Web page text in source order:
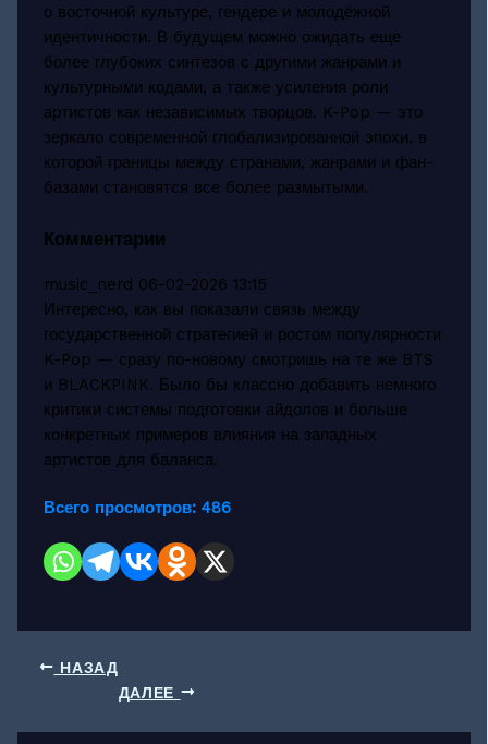
о восточной культуре, гендере и молодёжной
идентичности. В будущем можно ожидать еще
более глубоких синтезов с другими жанрами и
культурными кодами, а также усиления роли
артистов как независимых творцов. K-Pop — это
зеркало современной глобализированной эпохи, в
которой границы между странами, жанрами и фан-
базами становятся все более размытыми.
Комментарии
music_nerd 06-02-2026 13:15
Интересно, как вы показали связь между
государственной стратегией и ростом популярности
K-Pop — сразу по-новому смотришь на те же BTS
и BLACKPINK. Было бы классно добавить немного
критики системы подготовки айдолов и больше
конкретных примеров влияния на западных
артистов для баланса.
Всего просмотров: 486
НАЗАД
ДАЛЕЕ